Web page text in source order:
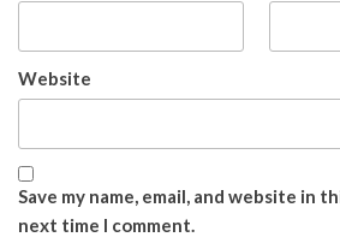
Website
Save my name, email, and website in
next time I comment.